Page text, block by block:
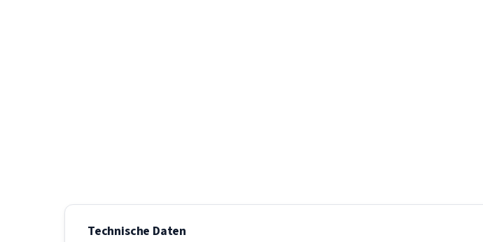
Technische Daten